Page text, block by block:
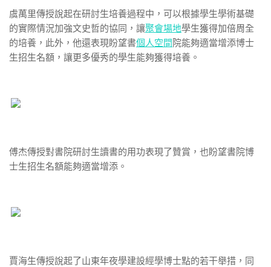
虞萬里傳授說起在研討生培養過程中，可以根據學生學術基礎
的實際情況加強文史哲的協同，讓聚會場地學生獲得加倍周全
的培養，此外，他還表現盼望書個人空間 院能夠適當增添博士
生招生名額，讓更多優秀的學生能夠獲得培養。
傅杰傳授對書院研討生讀書的用功表現了贊賞，也盼望書院博
士生招生名額能夠適當增添。
賈海生傳授說起了山東年夜學建設經學博士點的若干舉措，同